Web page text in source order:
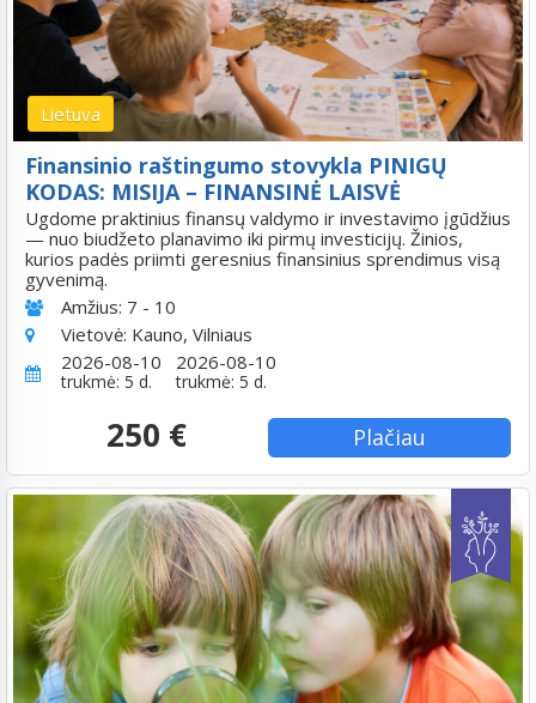
Lietuva
Finansinio raštingumo stovykla PINIGŲ
KODAS: MISIJA – FINANSINĖ LAISVĖ
Ugdome praktinius finansų valdymo ir investavimo įgūdžius
— nuo biudžeto planavimo iki pirmų investicijų. Žinios,
kurios padės priimti geresnius finansinius sprendimus visą
gyvenimą.
Amžius: 7 - 10
Vietovė: Kauno, Vilniaus
2026-08-10
trukmė: 5 d.
2026-08-10
trukmė: 5 d.
250 € Plačiau